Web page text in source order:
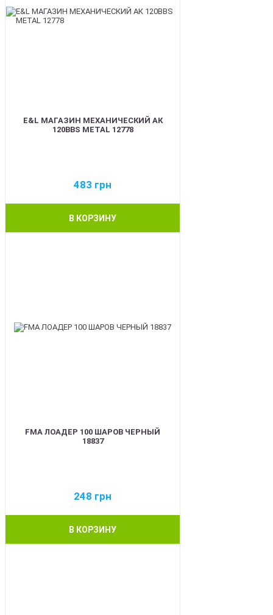
E&L МАГАЗИН МЕХАНИЧЕСКИЙ АК
120BBS METAL 12778
483 грн
В КОРЗИНУ
FMA ЛОАДЕР 100 ШАРОВ ЧЕРНЫЙ
18837
248 грн
В КОРЗИНУ